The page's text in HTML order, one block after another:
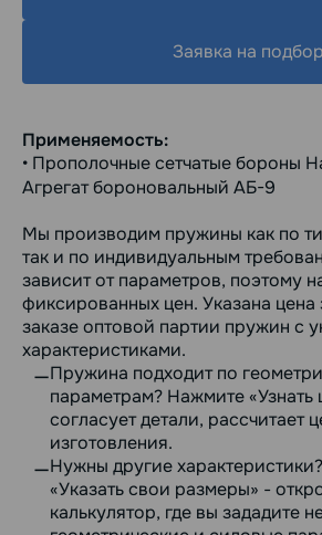
Заявка на подбор
Применяемость:
• Прополочные сетчатые бороны
Агрегат бороновальный АБ-9
Мы производим пружины как по
так и по индивидуальным
зависит от параметров, поэтому
фиксированных цен. Указана цена
заказе оптовой партии пружин с
характеристиками.
Пружина подходит по
параметрам? Нажмите
согласует детали, рассчитает
изготовления.
Нужны другие
«Указать свои размеры» -
калькулятор, где вы зададите